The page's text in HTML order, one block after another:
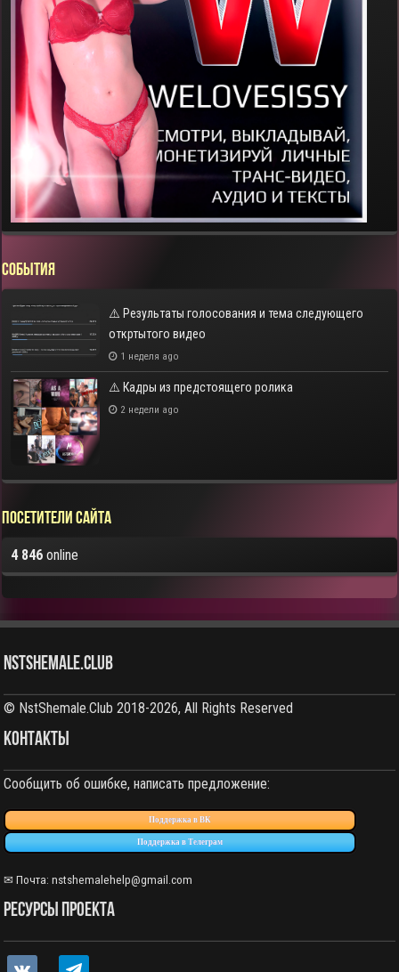
СОБЫТИЯ
⚠️ Результаты голосования и тема следующего
откртытого видео
1 неделя ago
⚠️ Кадры из предстоящего ролика
2 недели ago
Посетители сайта
4 846 online
NstShemale.Club
© NstShemale.Club 2018-2026, All Rights Reserved
КОНТАКТЫ
Сообщить об ошибке, написать предложение:
Поддержка в ВК
Поддержка в Телеграм
✉ Почта:nstshemalehelp@gmail.com
РЕСУРСЫ ПРОЕКТА
vkontakte telegram